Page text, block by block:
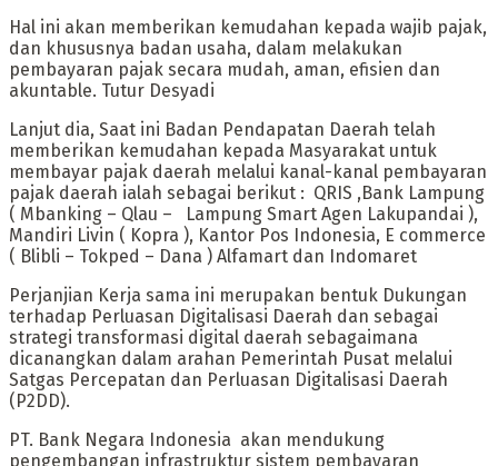
Hal ini akan memberikan kemudahan kepada wajib pajak,
dan khususnya badan usaha, dalam melakukan
pembayaran pajak secara mudah, aman, efisien dan
akuntable. Tutur Desyadi
Lanjut dia, Saat ini Badan Pendapatan Daerah telah
memberikan kemudahan kepada Masyarakat untuk
membayar pajak daerah melalui kanal-kanal pembayaran
pajak daerah ialah sebagai berikut : QRIS ,Bank Lampung
( Mbanking – Qlau – Lampung Smart Agen Lakupandai ),
Mandiri Livin ( Kopra ), Kantor Pos Indonesia, E commerce
( Blibli – Tokped – Dana ) Alfamart dan Indomaret
Perjanjian Kerja sama ini merupakan bentuk Dukungan
terhadap Perluasan Digitalisasi Daerah dan sebagai
strategi transformasi digital daerah sebagaimana
dicanangkan dalam arahan Pemerintah Pusat melalui
Satgas Percepatan dan Perluasan Digitalisasi Daerah
(P2DD).
PT. Bank Negara Indonesia akan mendukung
pengembangan infrastruktur sistem pembayaran